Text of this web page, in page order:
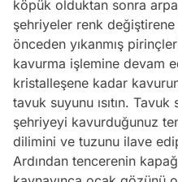
köpük olduktan sonra
şehriyeler renk
önceden yıkanmış
kavurma işlemine devam
kristalleşene kadar
tavuk suyunu ısıtın.
şehriyeyi kavurduğunuz
dilimini ve tuzunu ilave
Ardından tencerenin